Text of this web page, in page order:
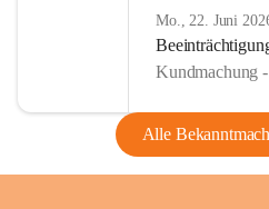
Mo., 22. Juni
Kundmachung
Alle